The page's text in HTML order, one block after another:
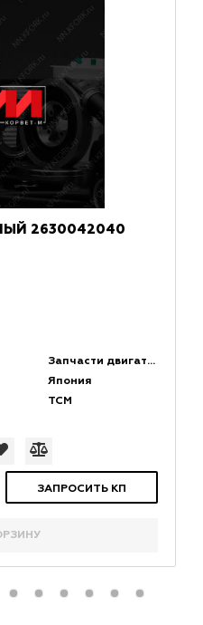
2630042040
Запчасти двигателей
Япония
TCM
ЗАПРОСИТЬ КП